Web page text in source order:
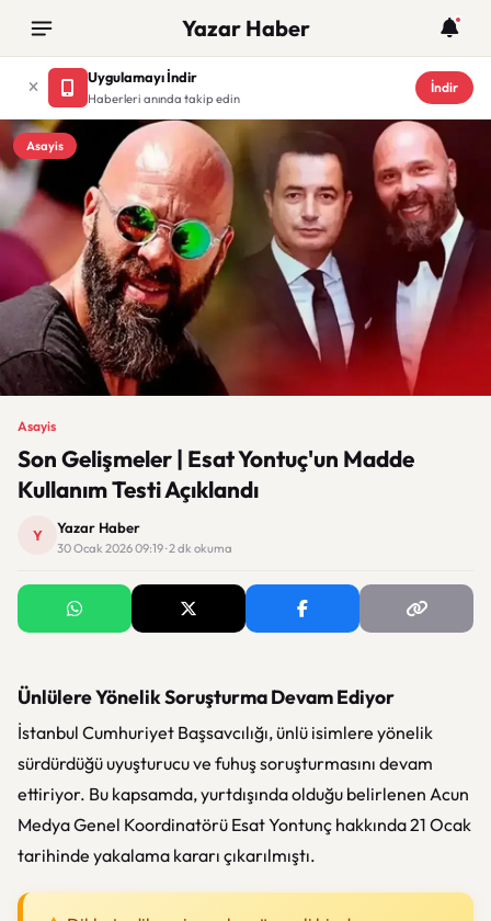
Yazar Haber
Uygulamayı İndir
Haberleri anında takip edin
İndir
Asayis
Asayis
Son Gelişmeler | Esat Yontuç'un Madde
Kullanım Testi Açıklandı
Y Yazar Haber
30 Ocak 2026 09:19 · 2 dk okuma
Ünlülere Yönelik Soruşturma Devam Ediyor
İstanbul Cumhuriyet Başsavcılığı, ünlü isimlere yönelik
sürdürdüğü uyuşturucu ve fuhuş soruşturmasını devam
ettiriyor. Bu kapsamda, yurtdışında olduğu belirlenen Acun
Medya Genel Koordinatörü Esat Yontunç hakkında 21 Ocak
tarihinde yakalama kararı çıkarılmıştı.